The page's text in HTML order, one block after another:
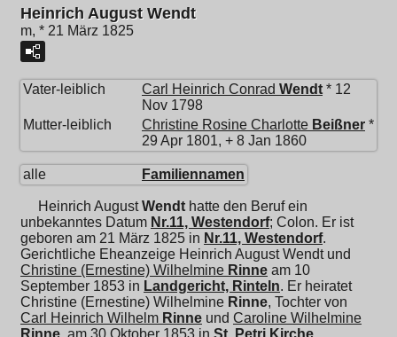
Heinrich August Wendt
m, * 21 März 1825
Vater-leiblich Carl Heinrich Conrad Wendt * 12
Nov 1798
Mutter-leiblich
Christine Rosine Charlotte Beißner *
29 Apr 1801, + 8 Jan 1860
alle Familiennamen
Heinrich August Wendt hatte den Beruf ein
unbekanntes Datum Nr.11, Westendorf; Colon. Er ist
geboren am 21 März 1825 in Nr.11, Westendorf.
Gerichtliche Eheanzeige Heinrich August Wendt und
Christine (Ernestine) Wilhelmine Rinne am 10
September 1853 in Landgericht, Rinteln. Er heiratet
Christine (Ernestine) Wilhelmine Rinne, Tochter von
Carl Heinrich Wilhelm Rinne und Caroline Wilhelmine
Rinne, am 30 Oktober 1853 in St. Petri Kirche,